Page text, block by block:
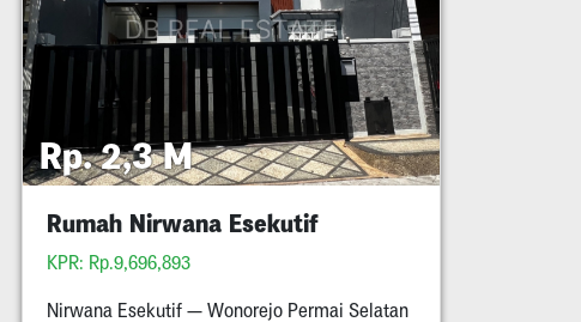
Rp. 2,3 M
Rumah Nirwana Esekutif
KPR: Rp.9,696,893
Nirwana Esekutif — Wonorejo Permai Selatan